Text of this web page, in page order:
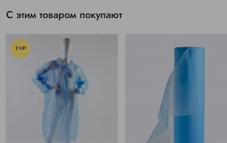
С этим товаром покупают
TOP